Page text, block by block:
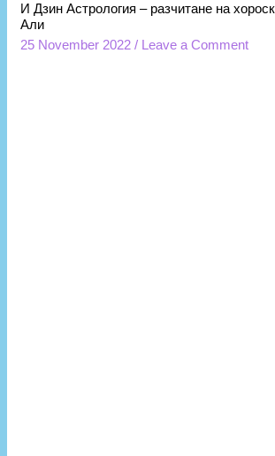
И Дзин Астрология – разчитане на
Али
25 November 2022/ Leave a Comment